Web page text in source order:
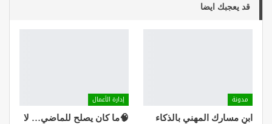
قد يعجبك ايضا
مدونة
ابنِ مسارك المهني بالذكاء
إدارة الأعمال
🧠ما كان يصلح للماضي… لا